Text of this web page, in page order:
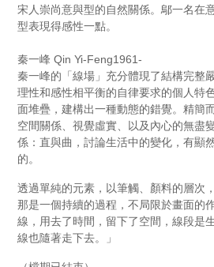
宋人崇尚意與型的自然關係。鄔一名在
型表現得感性一點。
秦一峰 Qin Yi-Feng1961-
秦一峰的「線場」充分體現了結構完整
理性和感性相平衡的自律要求的個人特
面堆疊，建構出一種動態的錯覺。精簡
空間關係、視覺虛實、以及內心的無盡
係：直與曲，討論生活中的變化，有顯
的。
透過單純的元素，以筆觸、顏料的層次
那是一個持續的過程，不局限於畫面的
線，用去了時間，留下了空間，線段是
線也隨著走下去。」